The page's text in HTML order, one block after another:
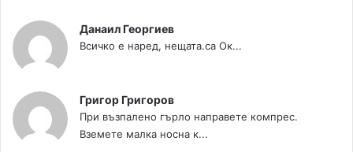
Данаил Георгиев
Всичко е наред, нещата.са Ок...
Григор Григоров
При възпалено гърло направете компрес.
Вземете малка носна к...